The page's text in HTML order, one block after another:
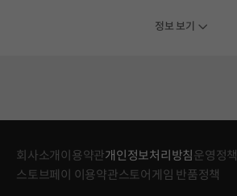
정보 보기
회사소개 이용약관개인정보처리방침 운영정책
스토브페이 이용약관스토어게임 반품정책